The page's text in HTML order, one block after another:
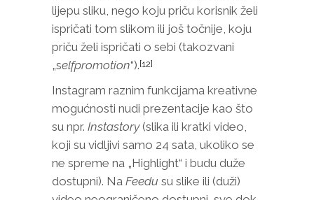
lijepu sliku, nego koju priču korisnik želi
ispričati tom slikom ili još točnije, koju
priču želi ispričati o sebi (takozvani
„selfpromotion“).[12]
Instagram raznim funkcijama kreativne
mogućnosti nudi prezentacije kao što
su npr. Instastory(slika ili kratki video,
koji su vidljivi samo 24 sata, ukoliko se
ne spreme na „Highlight“ i budu duže
dostupni). Na Feedu su slike ili (duži)